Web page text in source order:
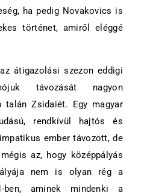
ha pedig Novakovics is
történet, amiről eléggé
átigazolási szezon eddigi
távozását nagyon
talán Zsidaiét. Egy magyar
rendkívül hajtós és
ember távozott, de
az, hogy középpályás
nem is olyan rég a
aminek mindenki a